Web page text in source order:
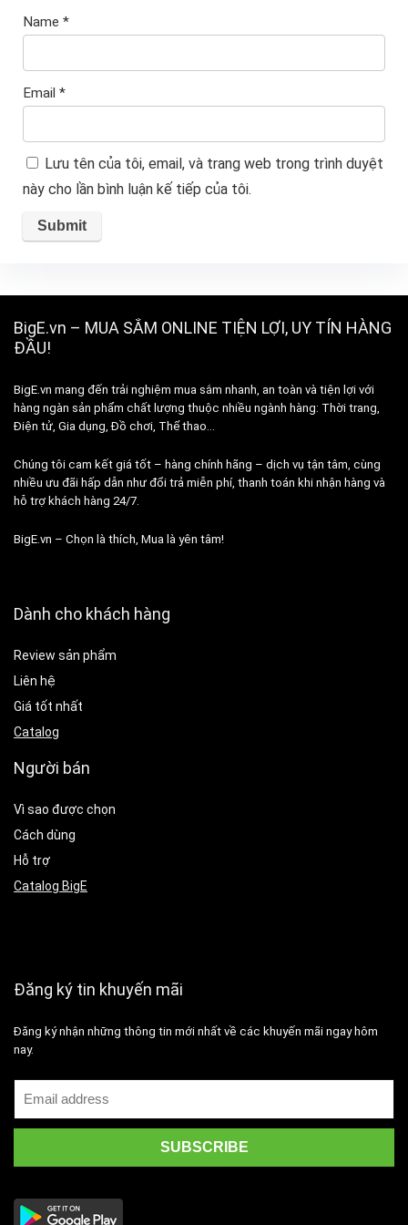
Name *
Email *
Lưu tên của tôi, email, và trang web trong trình duyệt
này cho lần bình luận kế tiếp của tôi.
BigE.vn – MUA SẮM ONLINE TIỆN LỢI, UY TÍN HÀNG
ĐẦU!
BigE.vn mang đến trải nghiệm mua sắm nhanh, an toàn và tiện lợi với
hàng ngàn sản phẩm chất lượng thuộc nhiều ngành hàng: Thời trang,
Điện tử, Gia dụng, Đồ chơi, Thể thao…
Chúng tôi cam kết giá tốt – hàng chính hãng – dịch vụ tận tâm, cùng
nhiều ưu đãi hấp dẫn như đổi trả miễn phí, thanh toán khi nhận hàng và
hỗ trợ khách hàng 24/7.
BigE.vn – Chọn là thích, Mua là yên tâm!
Dành cho khách hàng
Review sản phẩm
Liên hệ
Giá tốt nhất
Catalog
Người bán
Vì sao được chọn
Cách dùng
Hỗ trợ
Catalog BigE
Đăng ký tin khuyến mãi
Đăng ký nhận những thông tin mới nhất về các khuyến mãi ngay hôm
nay.